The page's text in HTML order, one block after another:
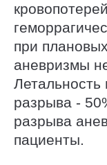
при
аневризмы
Летальность
разрыва -
разрыва
пациенты.